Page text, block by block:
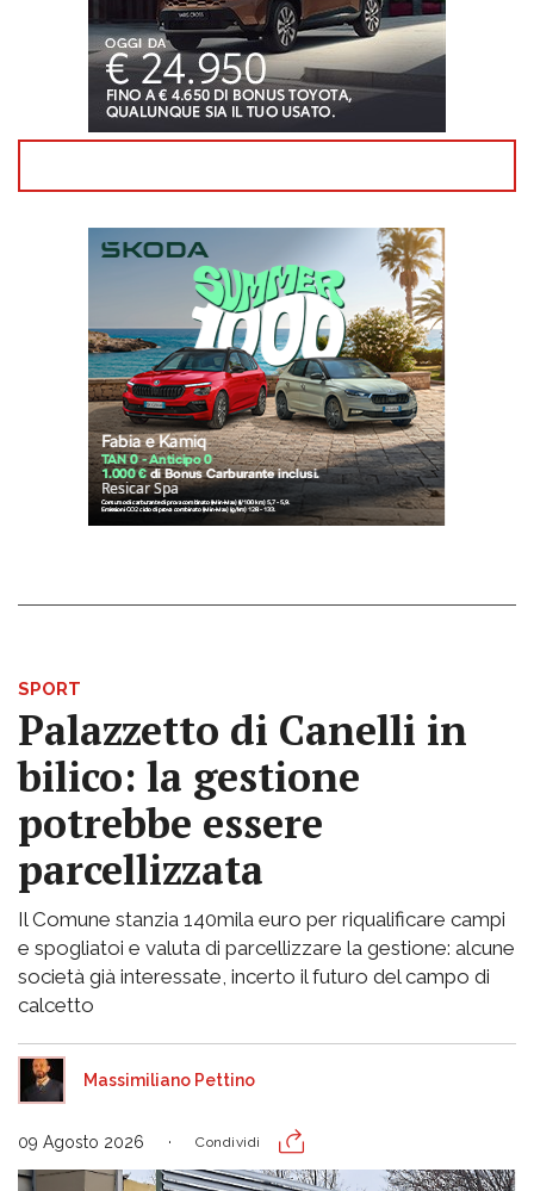
SPORT
Palazzetto di Canelli in
bilico: la gestione
potrebbe essere
parcellizzata
Il Comune stanzia 140mila euro per riqualificare campi
e spogliatoi e valuta di parcellizzare la gestione: alcune
società già interessate, incerto il futuro del campo di
calcetto
Massimiliano Pettino
09 Agosto 2026 Condividi